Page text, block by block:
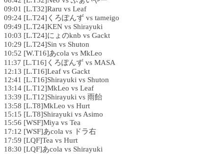
09:01 [L.T32]Raru vs Leaf
09:24 [L.T24]くろぽんず vs tameigo
09:49 [L.T24]KEN vs Shirayuki
10:03 [L.T24]にょのknb vs Gackt
10:29 [L.T24]Sin vs Shuton
10:52 [W.T16]あcola vs MkLeo
11:37 [L.T16]くろぽんず vs MASA
12:13 [L.T16]Leaf vs Gackt
12:41 [L.T16]Shirayuki vs Shuton
13:14 [L.T12]MkLeo vs Leaf
13:39 [L.T12]Shirayuki vs 雨飴
13:58 [L.T8]MkLeo vs Hurt
15:15 [L.T8]Shirayuki vs Asimo
15:56 [WSF]Miya vs Tea
17:12 [WSF]あcola vs ドラ右
17:59 [LQF]Tea vs Hurt
18:30 [LQF]あcola vs Shirayuki